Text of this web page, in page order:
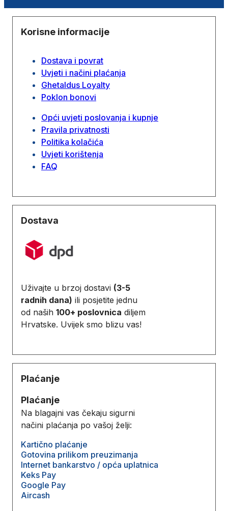
Korisne informacije
Dostava i povrat
Uvjeti i načini plaćanja
Ghetaldus Loyalty
Poklon bonovi
Opći uvjeti poslovanja i kupnje
Pravila privatnosti
Politika kolačića
Uvjeti korištenja
FAQ
Dostava
Uživajte u brzoj dostavi (3-5
radnih dana) ili posjetite jednu
od naših 100+ poslovnica diljem
Hrvatske. Uvijek smo blizu vas!
Plaćanje
Plaćanje
Na blagajni vas čekaju sigurni
načini plaćanja po vašoj želji:
Kartično plaćanje
Gotovina prilikom preuzimanja
Internet bankarstvo / opća uplatnica
Keks Pay
Google Pay
Aircash